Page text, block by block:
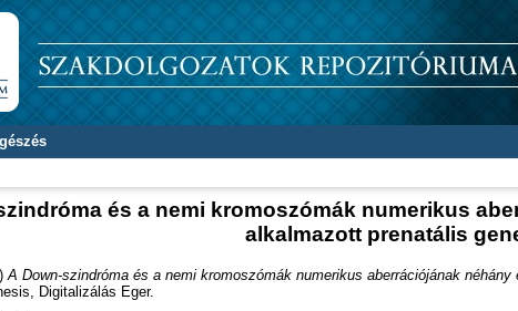
és a nemi kromoszómák numerikus
alkalmazott prenatális
A Down-szindróma és a nemi kromoszómák numerikus aberrációjának
Digitalizálás Eger.